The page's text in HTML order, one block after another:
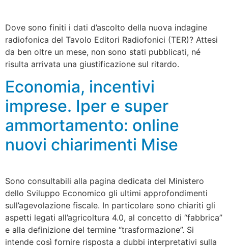
Dove sono finiti i dati d’ascolto della nuova indagine
radiofonica del Tavolo Editori Radiofonici (TER)? Attesi
da ben oltre un mese, non sono stati pubblicati, né
risulta arrivata una giustificazione sul ritardo.
Economia, incentivi
imprese. Iper e super
ammortamento: online
nuovi chiarimenti Mise
Sono consultabili alla pagina dedicata del Ministero
dello Sviluppo Economico gli ultimi approfondimenti
sull’agevolazione fiscale. In particolare sono chiariti gli
aspetti legati all’agricoltura 4.0, al concetto di “fabbrica”
e alla definizione del termine “trasformazione”. Si
intende così fornire risposta a dubbi interpretativi sulla